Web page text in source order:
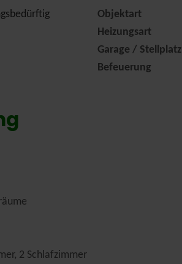
Objektart
Heizungsart
Garage / Stellplatz
Befeuerung
2 Schlafzimmer